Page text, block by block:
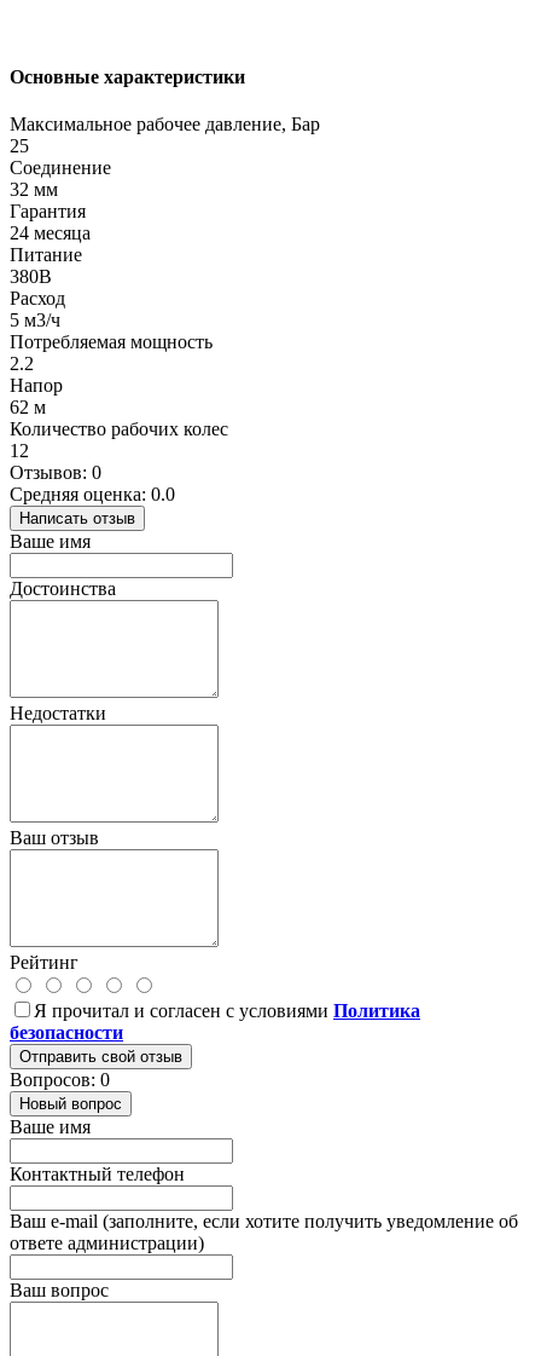
Основные характеристики
Максимальное рабочее давление, Бар
25
Соединение
32 мм
Гарантия
24 месяца
Питание
380В
Расход
5 м3/ч
Потребляемая мощность
2.2
Напор
62 м
Количество рабочих колес
12
Отзывов: 0
Средняя оценка: 0.0
Написать отзыв
Ваше имя
Достоинства
Недостатки
Ваш отзыв
Рейтинг
Я прочитал и согласен с условиями Политика
безопасности
Отправить свой отзыв
Вопросов: 0
Новый вопрос
Ваше имя
Контактный телефон
Ваш e-mail (заполните, если хотите получить уведомление об
ответе администрации)
Ваш вопрос